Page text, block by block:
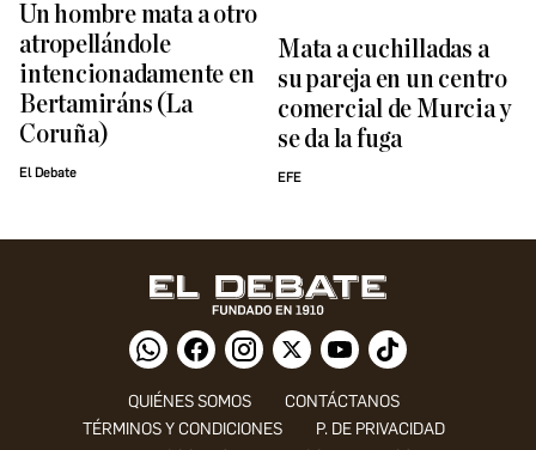
Un hombre mata a otro
atropellándole
intencionadamente en
Bertamiráns (La
Coruña)
El Debate
Mata a cuchilladas a
su pareja en un centro
comercial de Murcia y
se da la fuga
EFE
QUIÉNES SOMOS
CONTÁCTANOS
TÉRMINOS Y CONDICIONES
P. DE PRIVACIDAD